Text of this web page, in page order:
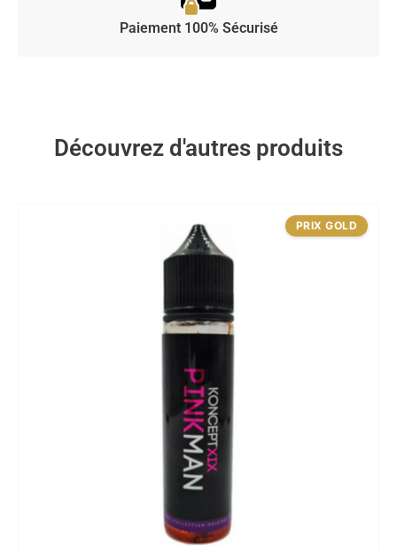
Paiement 100% Sécurisé
Découvrez d'autres produits
PRIX GOLD